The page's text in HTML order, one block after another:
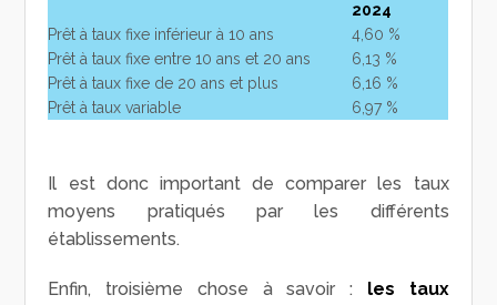
2024
Prêt à taux fixe inférieur à 10 ans
4,60 %
Prêt à taux fixe entre 10 ans et 20 ans
6,13 %
Prêt à taux fixe de 20 ans et plus
6,16 %
Prêt à taux variable
6,97 %
Il est donc important de comparer les taux
moyens pratiqués par les différents
établissements.
Enfin, troisième chose à savoir : les taux